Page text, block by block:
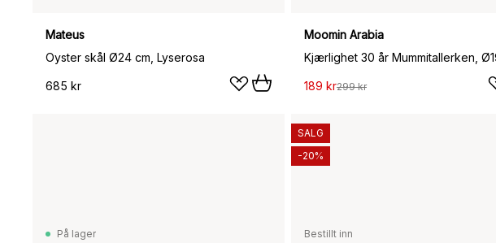
Mateus
Oyster skål Ø24 cm, Lyserosa
685 kr
Moomin Arabia
Kjærlighet 30 år Mummitallerken,
189 kr299 kr
På lager Bestillt inn
SALG
-20%